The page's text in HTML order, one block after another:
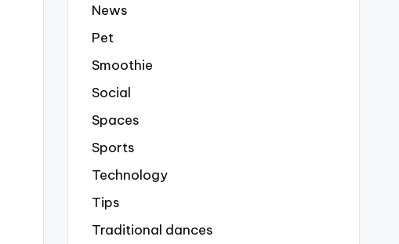
News
Pet
Smoothie
Social
Spaces
Sports
Technology
Tips
Traditional dances